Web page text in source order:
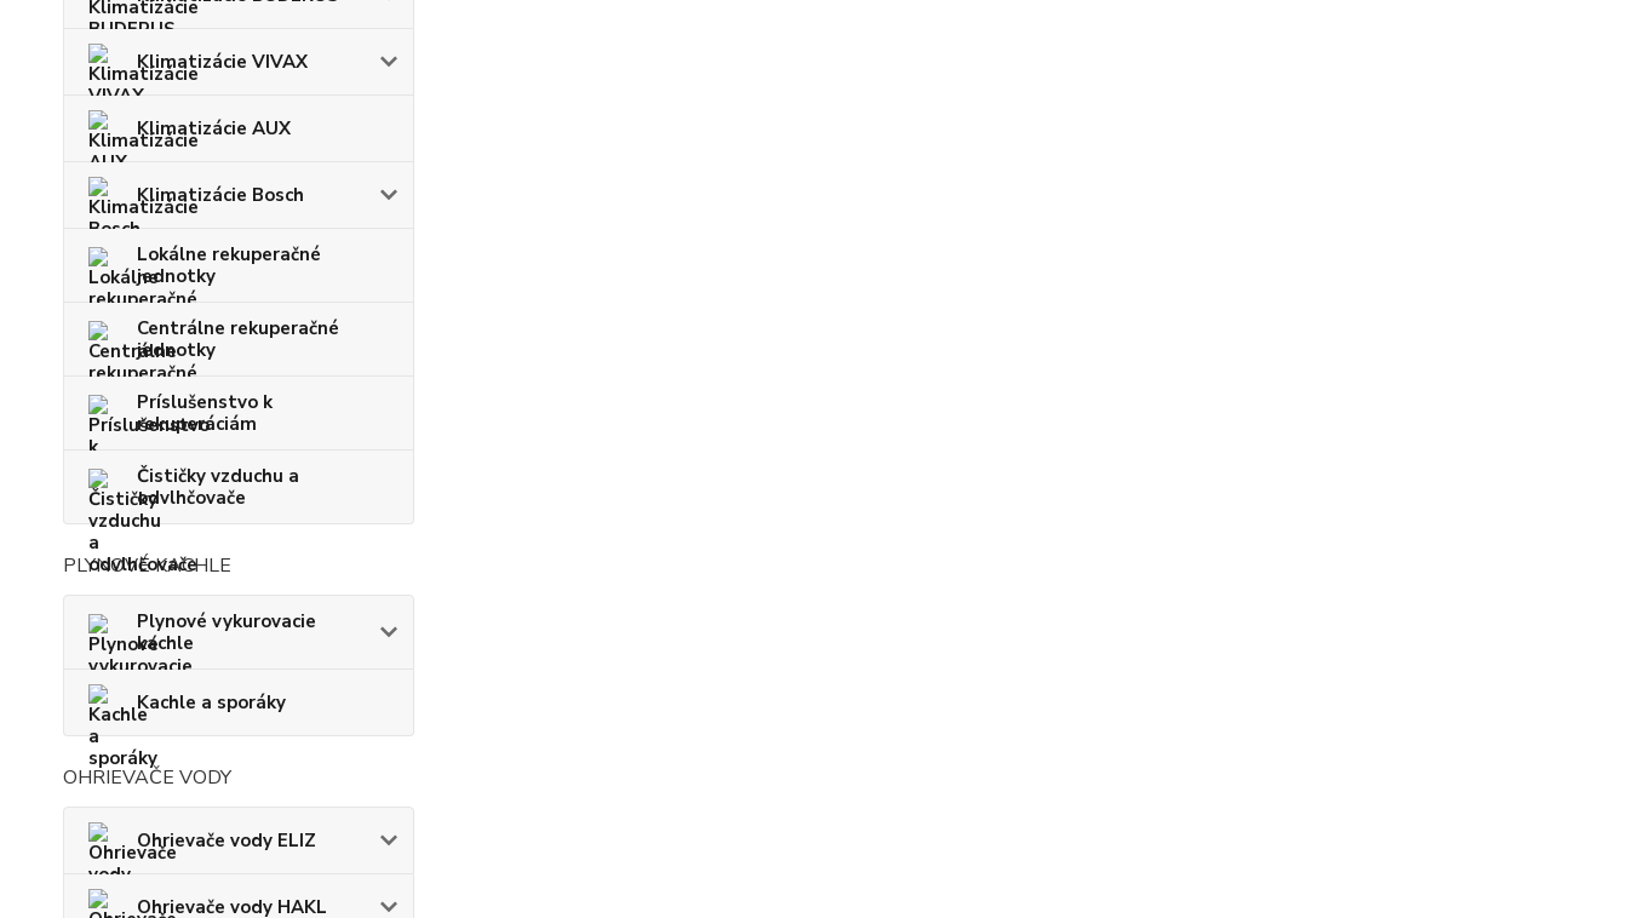
Klimatizácie VIVAX
Klimatizácie AUX
Klimatizácie Bosch
Lokálne rekuperačné
jednotky
Centrálne rekuperačné
jednotky
Príslušenstvo k
rekuperáciám
Čističky vzduchu a
odvlhčovače
PLYNOVÉ KACHLE
Plynové vykurovacie
kachle
Kachle a sporáky
OHRIEVAČE VODY
Ohrievače vody ELIZ
Ohrievače vody HAKL